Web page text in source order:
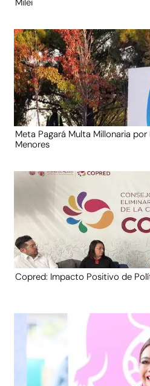
Milei
Meta Pagará Multa Millonaria
Menores
Copred: Impacto Positivo de